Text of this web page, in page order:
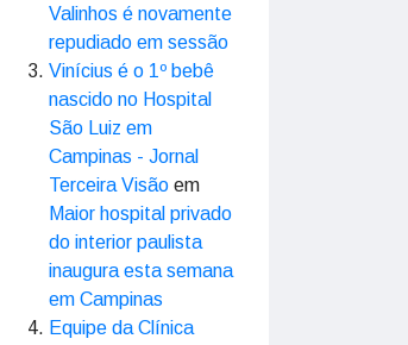
Valinhos é novamente
repudiado em sessão
Vinícius é o 1º bebê
nascido no Hospital
São Luiz em
Campinas - Jornal
Terceira Visão em
Maior hospital privado
do interior paulista
inaugura esta semana
em Campinas
Equipe da Clínica